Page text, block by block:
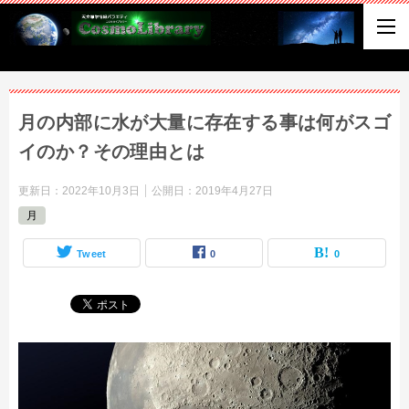
月の内部に水が大量に存在する事は何がスゴ
イのか？その理由とは
更新日： 2022年10月3日 公開日： 2019年4月27日
月
Tweet 0 0